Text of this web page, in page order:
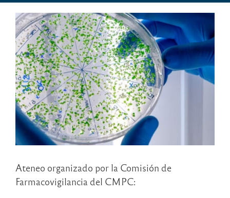
Ateneo organizado por la Comisión de
Farmacovigilancia del CMPC: